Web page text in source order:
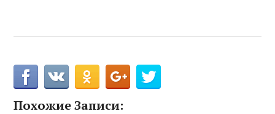
Похожие Записи: